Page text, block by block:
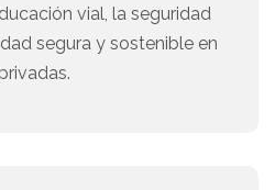
vial, la seguridad
segura y sostenible en